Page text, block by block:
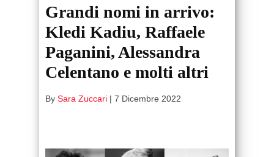
Grandi nomi in arrivo:
Kledi Kadiu, Raffaele
Paganini, Alessandra
Celentano e molti altri
By Sara Zuccari | 7 Dicembre 2022